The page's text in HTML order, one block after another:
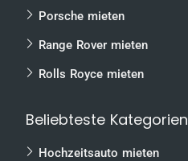
Porsche mieten
Range Rover mieten
Rolls Royce mieten
Beliebteste Kategorien
Hochzeitsauto mieten